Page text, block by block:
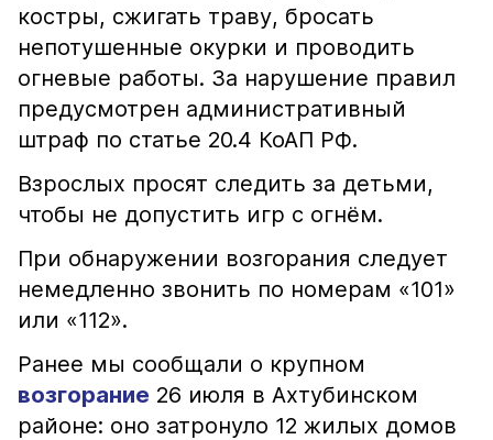
костры, сжигать траву, бросать
непотушенные окурки и проводить
огневые работы. За нарушение правил
предусмотрен административный
штраф по статье 20.4 КоАП РФ.
Взрослых просят следить за детьми,
чтобы не допустить игр с огнём.
При обнаружении возгорания следует
немедленно звонить по номерам «101»
или «112».
Ранее мы сообщали о крупном
возгорание 26 июля в Ахтубинском
районе: оно затронуло 12 жилых домов